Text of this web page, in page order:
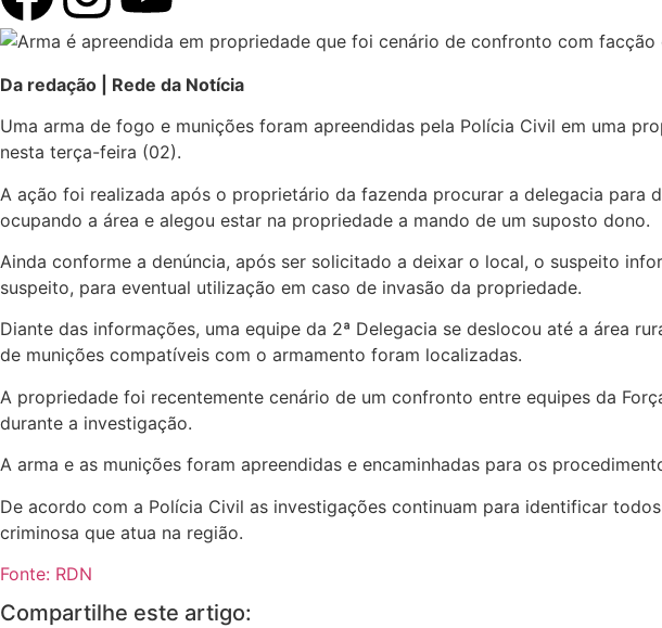
Da redação | Rede da Notícia
Uma arma de fogo e munições foram apreendidas pela Polícia Civil em uma
nesta terça-feira (02).
A ação foi realizada após o proprietário da fazenda procurar a delegacia
ocupando a área e alegou estar na propriedade a mando de um suposto dono.
Ainda conforme a denúncia, após ser solicitado a deixar o local, o suspeito
suspeito, para eventual utilização em caso de invasão da propriedade.
Diante das informações, uma equipe da 2ª Delegacia se deslocou até a área
de munições compatíveis com o armamento foram localizadas.
A propriedade foi recentemente cenário de um confronto entre equipes da
durante a investigação.
A arma e as munições foram apreendidas e encaminhadas para os
De acordo com a Polícia Civil as investigações continuam para identificar
criminosa que atua na região.
Fonte: RDN
Compartilhe este artigo: